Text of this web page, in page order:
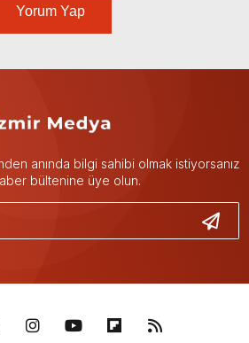
Yorum Yap
anında bilgi sahibi olmak istiyorsanız
bültenine üye olun.